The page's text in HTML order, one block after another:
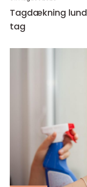
Tagdækning lund sådan får du et holdbart
tag